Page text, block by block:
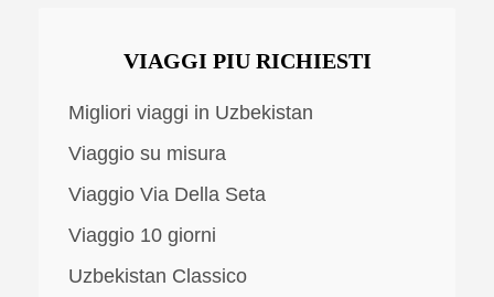
VIAGGI PIU RICHIESTI
Migliori viaggi in Uzbekistan
Viaggio su misura
Viaggio Via Della Seta
Viaggio 10 giorni
Uzbekistan Classico